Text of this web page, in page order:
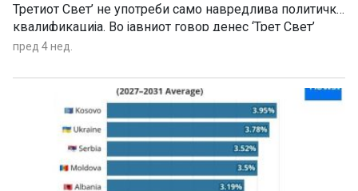
Третиот Свет’ не употреби само навредлива политичка
квалификација. Во јавниот говор денес ‘Трет Свет’
најчесто се користи како синоним за сиромаштија,
нефункционални институции. Со текот на времето,
поимот почна да означува не политичка припадност,
туку степен на развој. Европа во неговата порака
претставува пример што, според него, САД треба да го
избегнат.“ – се нагласува во анализата со наслов
„Брисел зборува за ‘прва и втора ЕУ-лига’, Трамп ја
смести Европа во трета лига“, која ја објави весникот
пред 4 нед.